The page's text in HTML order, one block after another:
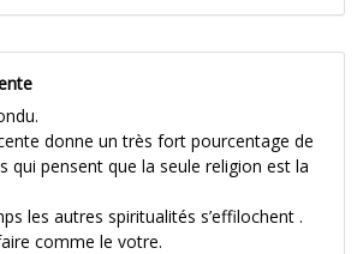
donne un très fort pourcentage de
qui pensent que la seule religion est la
les autres spiritualités s’effilochent .
comme le votre.